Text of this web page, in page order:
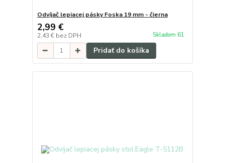
Odvíjač lepiacej pásky Foska 19 mm - čierna
2,99 €
2,43 € bez DPH Skladom 61
Pridať do košíka